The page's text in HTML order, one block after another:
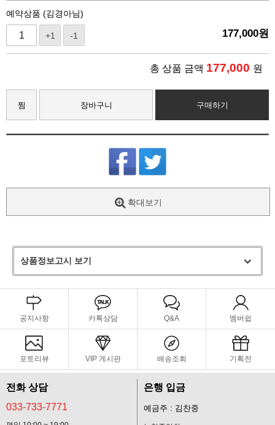
예약상품 (김경아님)
+1 -1 177,000원
총 상품 금액 177,000 원
찜 장바구니 구매하기
확대보기
상품정보고시 보기
공지사항 카톡상담 Q&A 멤버쉽
포토리뷰 VIP 게시판 배송조회 기획전
전화 상담
033-733-7771
은행 입금
예금주 : 김찬중